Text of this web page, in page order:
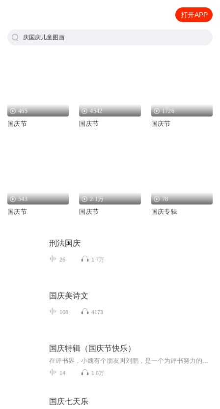
打开APP
庆国庆儿童图画
465
国庆节
4542
国庆节
1726
国庆节
543
国庆节
2.1万
国庆节
78
国庆专辑
刑法国庆
26 1.7万
国庆美诗文
108 4173
国庆特辑（国庆节快乐）
14 1.6万
国庆七天乐